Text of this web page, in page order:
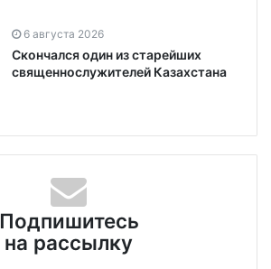
6 августа 2026
Скончался один из старейших
священнослужителей Казахстана
Подпишитесь
на рассылку